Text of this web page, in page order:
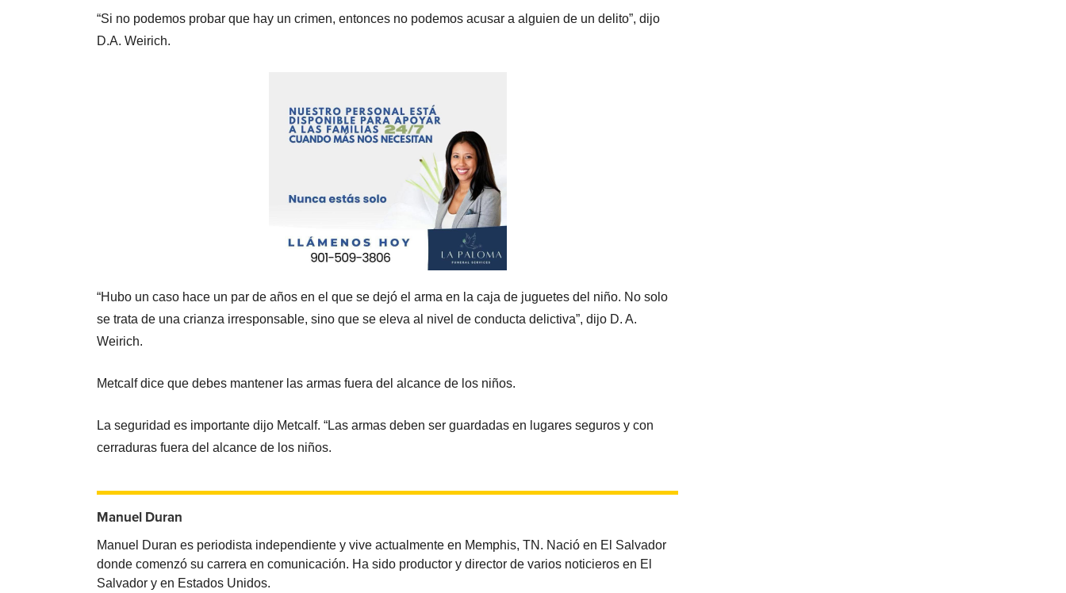
“Si no podemos probar que hay un crimen, entonces no podemos acusar a alguien de un delito”, dijo
D.A. Weirich.
“Hubo un caso hace un par de años en el que se dejó el arma en la caja de juguetes del niño. No solo
se trata de una crianza irresponsable, sino que se eleva al nivel de conducta delictiva”, dijo D. A.
Weirich.
Metcalf dice que debes mantener las armas fuera del alcance de los niños.
La seguridad es importante dijo Metcalf. “Las armas deben ser guardadas en lugares seguros y con
cerraduras fuera del alcance de los niños.
Manuel Duran
Manuel Duran es periodista independiente y vive actualmente en Memphis, TN. Nació en El Salvador
donde comenzó su carrera en comunicación. Ha sido productor y director de varios noticieros en El
Salvador y en Estados Unidos.